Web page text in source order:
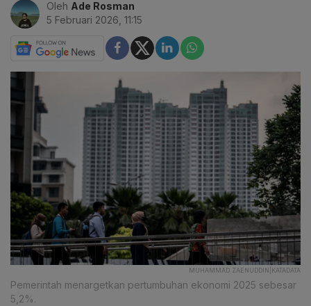
Oleh Ade Rosman
5 Februari 2026, 11:15
MUHAMMAD ZAENUDDIN|KATADATA
Pemerintah menargetkan pertumbuhan ekonomi 2025 sebesar
5,2%.